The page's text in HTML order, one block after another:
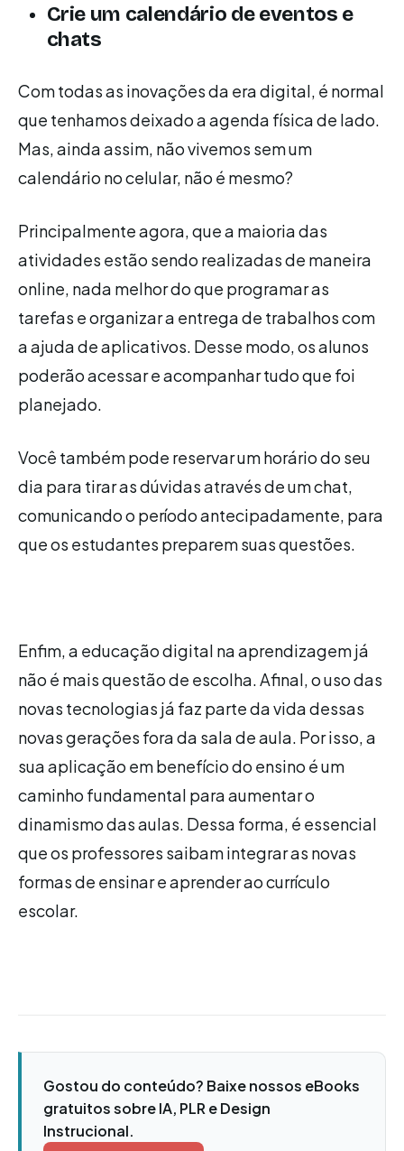
Crie um calendário de eventos e
chats
Com todas as inovações da era digital, é normal
que tenhamos deixado a agenda física de lado.
Mas, ainda assim, não vivemos sem um
calendário no celular, não é mesmo?
Principalmente agora, que a maioria das
atividades estão sendo realizadas de maneira
online, nada melhor do que programar as
tarefas e organizar a entrega de trabalhos com
a ajuda de aplicativos. Desse modo, os alunos
poderão acessar e acompanhar tudo que foi
planejado.
Você também pode reservar um horário do seu
dia para tirar as dúvidas através de um chat,
comunicando o período antecipadamente, para
que os estudantes preparem suas questões.
Enfim, a educação digital na aprendizagem já
não é mais questão de escolha. Afinal, o uso das
novas tecnologias já faz parte da vida dessas
novas gerações fora da sala de aula. Por isso, a
sua aplicação em benefício do ensino é um
caminho fundamental para aumentar o
dinamismo das aulas. Dessa forma, é essencial
que os professores saibam integrar as novas
formas de ensinar e aprender ao currículo
escolar.
Gostou do conteúdo? Baixe nossos eBooks
gratuitos sobre IA, PLR e Design
Instrucional.